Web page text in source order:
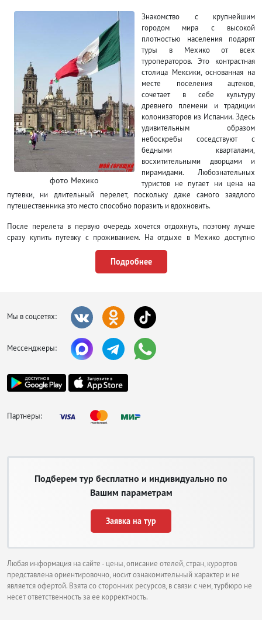
фото Мехико
Знакомство с крупнейшим
городом мира с высокой
плотностью населения подарят
туры в Мехико от всех
туроператоров. Это контрастная
столица Мексики, основанная на
месте поселения ацтеков,
сочетает в себе культуру
древнего племени и традиции
колонизаторов из Испании. Здесь
удивительным образом
небоскребы соседствуют с
бедными кварталами,
восхитительными дворцами и
пирамидами. Любознательных
туристов не пугает ни цена на
путевки, ни длительный перелет, поскольку даже самого заядлого
путешественника это место способно поразить и вдохновить.
После перелета в первую очередь хочется отдохнуть, поэтому лучше
сразу купить путевку с проживанием. На отдыхе в Мехико доступно
несколько сотен вариантов, есть как баснословно дорогие, так и весьма
дешевые. Если хотите сэкономить, обратите внимание на раннее
бронирование, когда все туроператоры предлагают неплохие скидки. При
быстрый комфортный и дешевый способ – метро, состоящее из девяти
веток, охватывающих главные районы. Не менее популярно такси,
мелкие деньги, поскольку у водителей зачастую «нет сдачи». Автобусами
приезжие пользуются редко из-за давки, отсутствия комфорта и частых
велодорожек ограничивается центром и парками. Если приобрести тур по
акции раннего бронирования, будет время составить примерный маршрут
отдыхе в Мехико
туристической
обычно везут
изделия из
керамики, яркие
Подробнее
Мы в соцсетях:
Мессенджеры:
Партнеры:
Подберем тур бесплатно и индивидуально по
Вашим параметрам
Заявка на тур
Любая информация на сайте - цены, описание отелей, стран, курортов
представлена ориентировочно, носит ознакомительный характер и не
является офертой. Взята со сторонних ресурсов, в связи с чем, турбюро не
несет ответственность за ее корректность.